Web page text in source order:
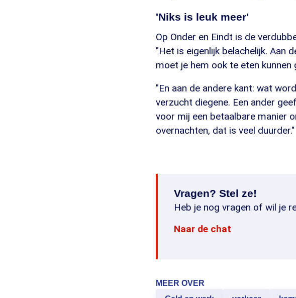
'Niks is leuk meer'
Op Onder en Eindt is de
"Het is eigenlijk belachelijk. Aan
moet je hem ook te eten kunnen
"En aan de andere kant: wat
verzucht diegene. Een ander
voor mij een betaalbare manier
overnachten, dat is veel duurder."
Vragen? Stel ze!
Heb je nog vragen of wil je
Naar de chat
MEER OVER